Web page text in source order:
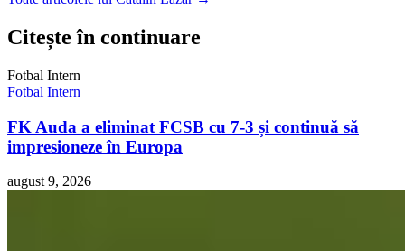
Citește în continuare
Fotbal Intern
Fotbal Intern
FK Auda a eliminat FCSB cu 7-3 și continuă să
impresioneze în Europa
august 9, 2026